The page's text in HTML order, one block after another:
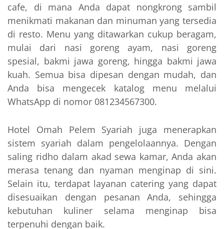
cafe, di mana Anda dapat nongkrong sambil
menikmati makanan dan minuman yang tersedia
di resto. Menu yang ditawarkan cukup beragam,
mulai dari nasi goreng ayam, nasi goreng
spesial, bakmi jawa goreng, hingga bakmi jawa
kuah. Semua bisa dipesan dengan mudah, dan
Anda bisa mengecek katalog menu melalui
WhatsApp di nomor 081234567300.
Hotel Omah Pelem Syariah juga menerapkan
sistem syariah dalam pengelolaannya. Dengan
saling ridho dalam akad sewa kamar, Anda akan
merasa tenang dan nyaman menginap di sini.
Selain itu, terdapat layanan catering yang dapat
disesuaikan dengan pesanan Anda, sehingga
kebutuhan kuliner selama menginap bisa
terpenuhi dengan baik.